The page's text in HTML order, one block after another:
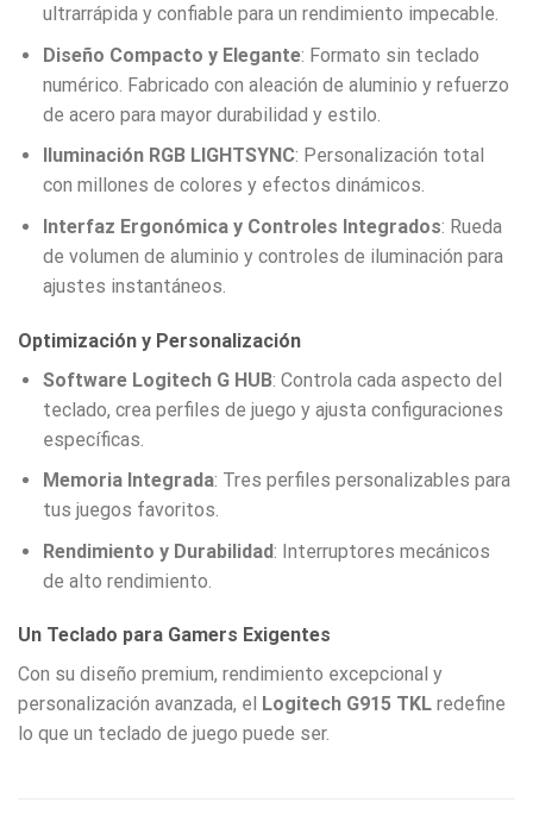
ultrarrápida y confiable para un rendimiento impecable.
Diseño Compacto y Elegante: Formato sin teclado
numérico. Fabricado con aleación de aluminio y refuerzo
de acero para mayor durabilidad y estilo.
Iluminación RGB LIGHTSYNC: Personalización total
con millones de colores y efectos dinámicos.
Interfaz Ergonómica y Controles Integrados: Rueda
de volumen de aluminio y controles de iluminación para
ajustes instantáneos.
Optimización y Personalización
Software Logitech G HUB: Controla cada aspecto del
teclado, crea perfiles de juego y ajusta configuraciones
específicas.
Memoria Integrada: Tres perfiles personalizables para
tus juegos favoritos.
Rendimiento y Durabilidad: Interruptores mecánicos
de alto rendimiento.
Un Teclado para Gamers Exigentes
Con su diseño premium, rendimiento excepcional y
personalización avanzada, el
Logitech G915 TKL redefine
lo que un teclado de juego puede ser.